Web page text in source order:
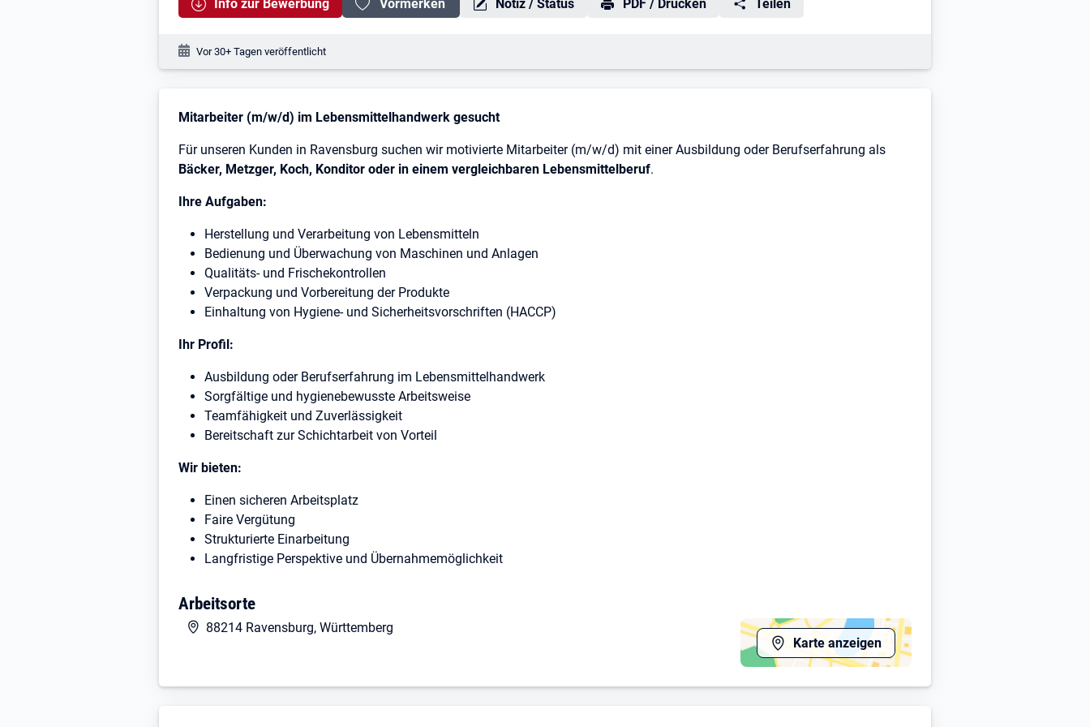
Info zur Bewerbung Vormerken Notiz / Status PDF / Drucken Teilen
Veröffentlichungsdatum:
Vor 30+ Tagen veröffentlicht
Stellenbeschreibung
Mitarbeiter (m/w/d) im Lebensmittelhandwerk gesucht
Für unseren Kunden in Ravensburg suchen wir motivierte Mitarbeiter (m/w/d) mit einer Ausbildung oder Berufserfahrung als
Bäcker, Metzger, Koch, Konditor oder in einem vergleichbaren Lebensmittelberuf.
Ihre Aufgaben:
Herstellung und Verarbeitung von Lebensmitteln
Bedienung und Überwachung von Maschinen und Anlagen
Qualitäts- und Frischekontrollen
Verpackung und Vorbereitung der Produkte
Einhaltung von Hygiene- und Sicherheitsvorschriften (HACCP)
Ihr Profil:
Ausbildung oder Berufserfahrung im Lebensmittelhandwerk
Sorgfältige und hygienebewusste Arbeitsweise
Teamfähigkeit und Zuverlässigkeit
Bereitschaft zur Schichtarbeit von Vorteil
Wir bieten:
Einen sicheren Arbeitsplatz
Faire Vergütung
Strukturierte Einarbeitung
Langfristige Perspektive und Übernahmemöglichkeit
Arbeitsorte
Karte anzeigen
88214 Ravensburg, Württemberg